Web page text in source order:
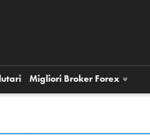
Migliori Broker Forex